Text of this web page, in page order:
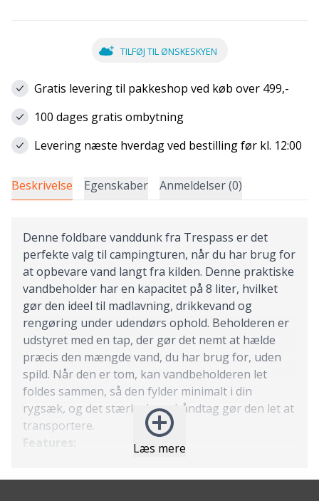
TILFØJ TIL ØNSKESKYEN
Gratis levering til pakkeshop ved køb over 499,-
100 dages gratis ombytning
Levering næste hverdag ved bestilling før kl. 12:00
Beskrivelse Egenskaber Anmeldelser (0)
Læs mere
Denne foldbare vanddunk fra Trespass er det
perfekte valg til campingturen, når du har brug for
at opbevare vand langt fra kilden. Denne praktiske
vandbeholder har en kapacitet på 8 liter, hvilket
gør den ideel til madlavning, drikkevand og
rengøring under udendørs ophold. Beholderen er
udstyret med en tap, der gør det nemt at hælde
præcis den mængde vand, du har brug for, uden
spild. Når den er tom, kan vandbeholderen let
foldes sammen, så den fylder minimalt i din
rygsæk, og det stærke bærehåndtag gør den let at
transportere.
Features:
Kapacitet på 8 liter